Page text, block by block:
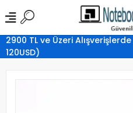
2900 TL ve Üzeri
120USD)